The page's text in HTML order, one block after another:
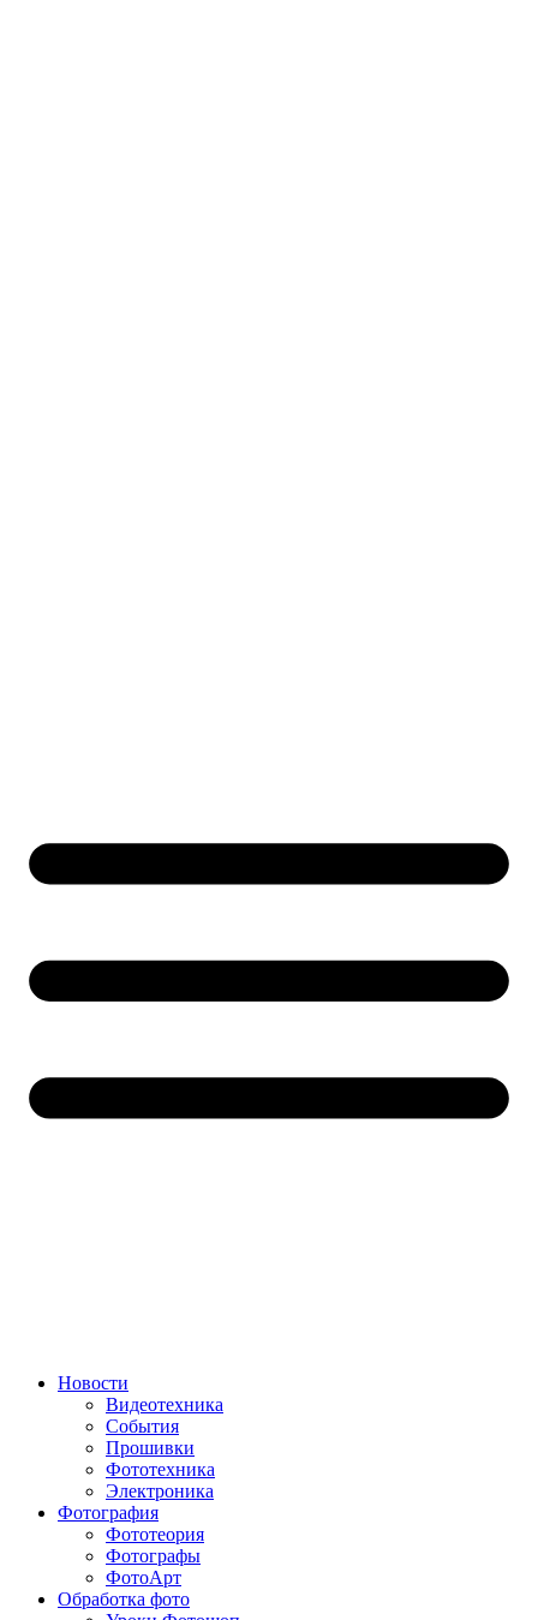
Новости
Видеотехника
События
Прошивки
Фототехника
Электроника
Фотография
Фототеория
Фотографы
ФотоАрт
Обработка фото